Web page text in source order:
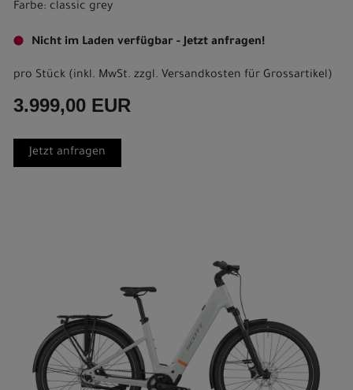
Farbe: classic grey
Nicht im Laden verfügbar - Jetzt anfragen!
pro Stück (inkl. MwSt. zzgl. Versandkosten für Grossartikel)
3.999,00 EUR
Jetzt anfragen